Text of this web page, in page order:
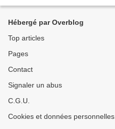
Hébergé par Overblog
Top articles
Pages
Contact
Signaler un abus
C.G.U.
Cookies et données personnelles